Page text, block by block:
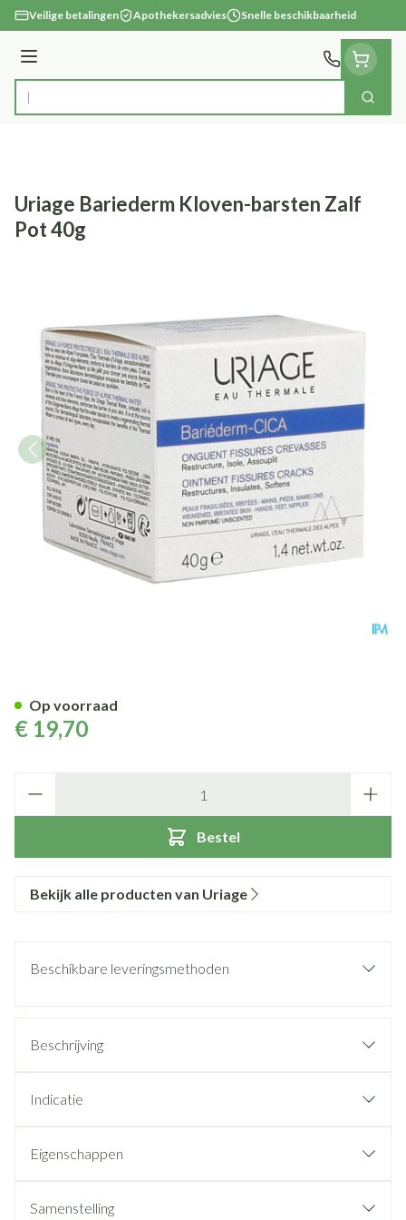
Ga naar de inhoud
Veilige betalingen Apothekersadvies Snelle beschikbaarheid
Menu
Product, merk, categorie... Zoek
Uriage Bariederm Kloven-barsten Zalf
Pot 40g
€ 19,70
Bestel
Op voorraad
Bekijk alle producten van Uriage
Beschikbare leveringsmethoden
Beschrijving
Indicatie
Eigenschappen
Samenstelling